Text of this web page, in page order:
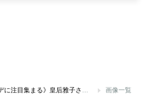
画像一覧